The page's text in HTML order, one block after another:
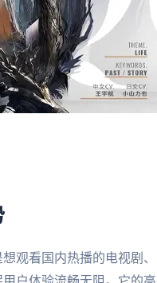
观看国内热播的电视剧、